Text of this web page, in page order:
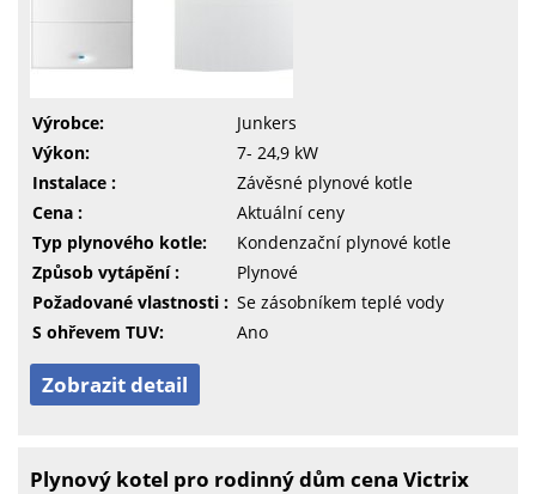
Výrobce:
Junkers
Výkon:
7- 24,9 kW
Instalace :
Závěsné plynové kotle
Cena :
Aktuální ceny
Typ plynového kotle:
Kondenzační plynové kotle
Způsob vytápění :
Plynové
Požadované vlastnosti : Se zásobníkem teplé vody
S ohřevem TUV:
Ano
Zobrazit detail
Plynový kotel pro rodinný dům cena Victrix